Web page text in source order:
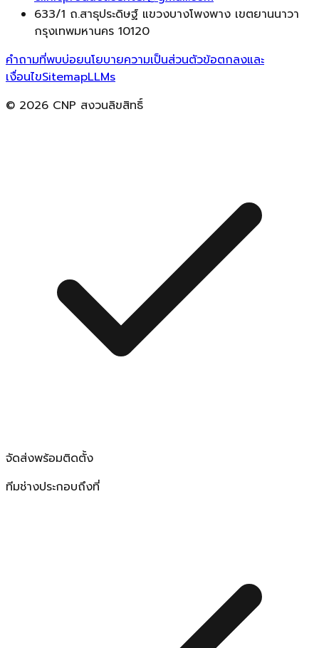
633/1 ถ.สาธุประดิษฐ์ แขวงบางโพงพาง เขตยานนาวา
กรุงเทพมหานคร 10120
คำถามที่พบบ่อยนโยบายความเป็นส่วนตัวข้อตกลงและ
เงื่อนไขSitemapLLMs
© 2026 CNP สงวนลิขสิทธิ์
จัดส่งพร้อมติดตั้ง
ทีมช่างประกอบถึงที่